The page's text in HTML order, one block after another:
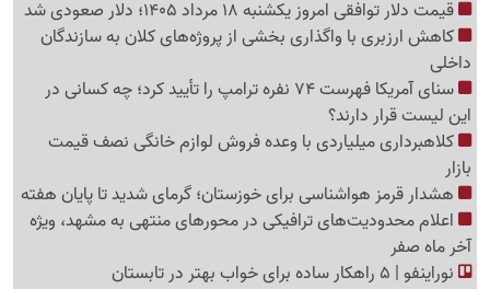
قیمت دلار توافقی امروز یکشنبه 18 مرداد 1405؛ دلار صعودی شد
کاهش ارزبری با واگذاری بخشی از پروژه‌های کلان به سازندگان
داخلی
سنای آمریکا فهرست 74 نفره ترامپ را تأیید کرد؛ چه کسانی در
این لیست قرار دارند؟
کلاهبرداری میلیاردی با وعده فروش لوازم خانگی نصف قیمت
بازار
هشدار قرمز هواشناسی برای خوزستان؛ گرمای شدید تا پایان هفته
اعلام محدودیت‌های ترافیکی در محورهای منتهی به مشهد، ویژه
آخر ماه صفر
نوراینفو | 5 راهکار ساده برای خواب بهتر در تابستان